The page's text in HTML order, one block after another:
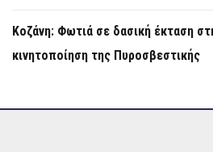
Κοζάνη: Φωτιά σε δασική έκταση
κινητοποίηση της Πυροσβεστικής